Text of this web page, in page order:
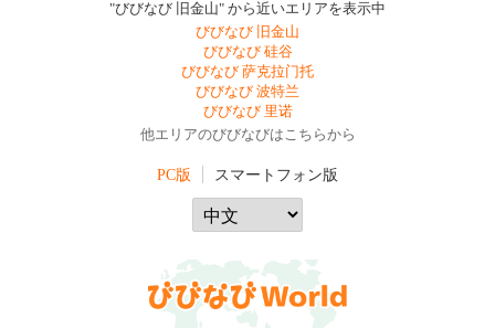
"びびなび 旧金山" から近いエリアを表示中
びびなび 旧金山
びびなび 硅谷
びびなび 萨克拉门托
びびなび 波特兰
びびなび 里诺
他エリアのびびなびはこちらから
PC版 スマートフォン版